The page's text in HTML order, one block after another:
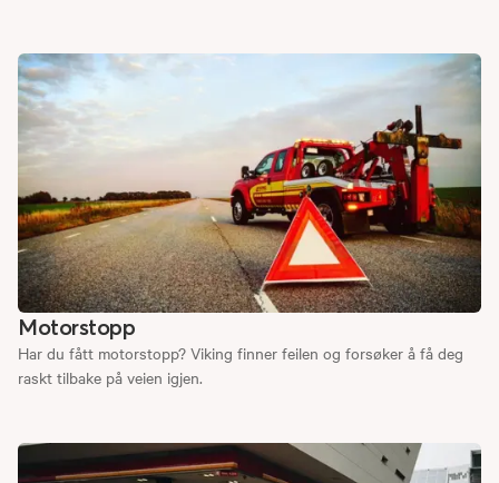
Motorstopp
Har du fått motorstopp? Viking finner feilen og forsøker å få deg
raskt tilbake på veien igjen.